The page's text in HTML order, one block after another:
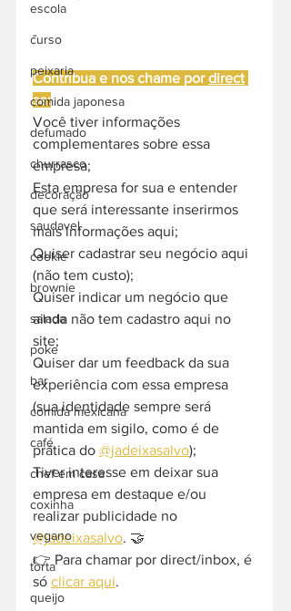
escola
curso
peixaria
comida japonesa
defumado
churrasco
decoração
saudavel
cookie
brownie
salada
poke
bar
comida mexicana
café
chef em casa
coxinha
vegano
torta
queijo
-
Contribua e nos chame por direct
se:
Você tiver informações
complementares sobre essa
empresa;
Esta empresa for sua e entender
que será interessante inserirmos
mais informações aqui;
Quiser cadastrar seu negócio aqui
(não tem custo);
Quiser indicar um negócio que
ainda não tem cadastro aqui no
site;
Quiser dar um feedback da sua
experiência com essa empresa
(sua identidade sempre será
mantida em sigilo, como é de
prática do @jadeixasalvo);
Tiver interesse em deixar sua
empresa em destaque e/ou
realizar publicidade no
@jadeixasalvo. 🤝
👉 Para chamar por direct/inbox, é
só clicar aqui.